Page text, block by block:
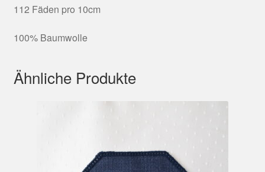
112 Fäden pro 10cm
100% Baumwolle
Ähnliche Produkte